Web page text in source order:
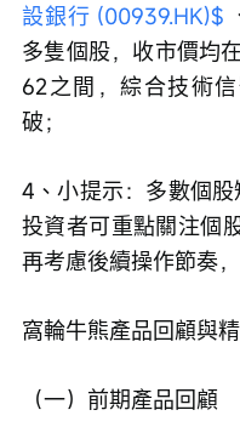
設銀行 (00939.HK)$
多隻個股，收市價均
62之間，綜合技術
破；
4、小提示：多數個股
投資者可重點關注個
再考慮後續操作節奏
窩輪牛熊產品回顧與
（一）前期產品回顧